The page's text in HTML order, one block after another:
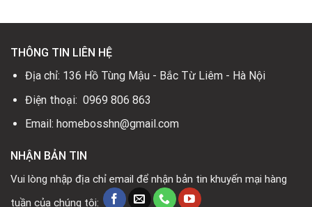
THÔNG TIN LIÊN HỆ
Địa chỉ: 136 Hồ Tùng Mậu - Bắc Từ Liêm - Hà Nội
Điện thoại: 0969 806 863
Email: homebosshn@gmail.com
NHẬN BẢN TIN
Vui lòng nhập địa chỉ email để nhận bản tin khuyến mại hàng
tuần của chúng tôi: